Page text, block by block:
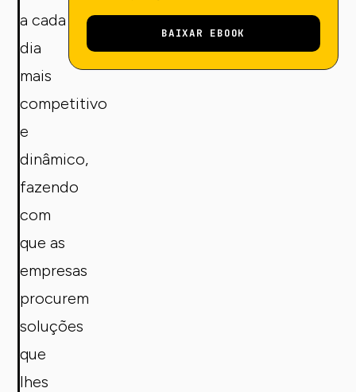
a cada
dia
mais
competitivo
e
dinâmico,
fazendo
com
que as
empresas
procurem
soluções
que
lhes
BAIXAR EBOOK